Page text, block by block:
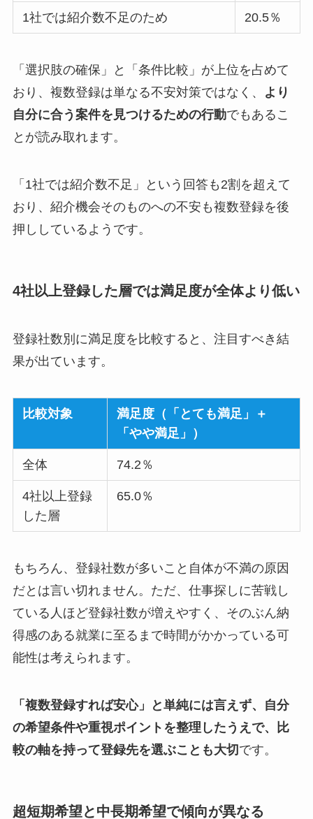
1社では紹介数不足のため 20.5％
「選択肢の確保」と「条件比較」が上位を占めて
おり、複数登録は単なる不安対策ではなく、
より
自分に合う案件を見つけるための行動でもあるこ
とが読み取れます。
「1社では紹介数不足」という回答も2割を超えて
おり、紹介機会そのものへの不安も複数登録を後
押ししているようです。
4社以上登録した層では満足度が全体より低い
登録社数別に満足度を比較すると、注目すべき結
果が出ています。
比較対象
満足度（「とても満足」＋
「やや満足」）
全体 74.2％
4社以上登録
した層
65.0％
もちろん、登録社数が多いこと自体が不満の原因
だとは言い切れません。ただ、仕事探しに苦戦し
ている人ほど登録社数が増えやすく、そのぶん納
得感のある就業に至るまで時間がかかっている可
能性は考えられます。
「複数登録すれば安心」と単純には言えず、自分
の希望条件や重視ポイントを整理したうえで、比
較の軸を持って登録先を選ぶことも大切です。
超短期希望と中長期希望で傾向が異なる